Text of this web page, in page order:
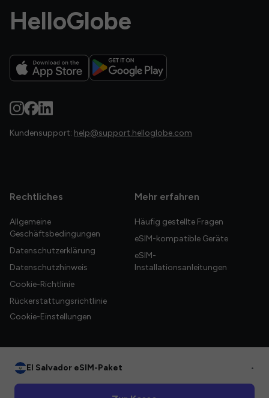
HelloGlobe
Kundensupport: help@support.helloglobe.com
Rechtliches
Allgemeine
Geschäftsbedingungen
Datenschutzerklärung
Datenschutzhinweis
Cookie-Richtlinie
Rückerstattungsrichtlinie
Cookie-Einstellungen
Mehr erfahren
Häufig gestellte Fragen
eSIM-kompatible Geräte
eSIM-
Installationsanleitungen
El Salvador eSIM-Paket •